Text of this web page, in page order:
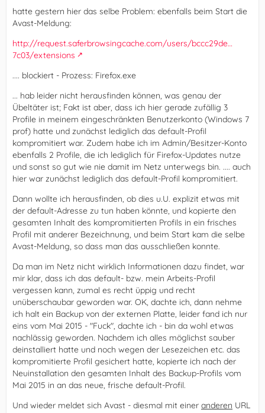
hatte gestern hier das selbe Problem: ebenfalls beim Start die
Avast-Meldung:
http://request.saferbrowsingcache.com/users/bccc29de…
7c03/extensions
.... blockiert - Prozess: Firefox.exe
... hab leider nicht herausfinden können, was genau der
Übeltäter ist; Fakt ist aber, dass ich hier gerade zufällig 3
Profile in meinem eingeschränkten Benutzerkonto (Windows 7
prof) hatte und zunächst lediglich das default-Profil
kompromitiert war. Zudem habe ich im Admin/Besitzer-Konto
ebenfalls 2 Profile, die ich lediglich für Firefox-Updates nutze
und sonst so gut wie nie damit im Netz unterwegs bin. .... auch
hier war zunächst lediglich das default-Profil kompromitiert.
Dann wollte ich herausfinden, ob dies u.U. explizit etwas mit
der default-Adresse zu tun haben könnte, und kopierte den
gesamten Inhalt des kompromitierten Profils in ein frisches
Profil mit anderer Bezeichnung, und beim Start kam die selbe
Avast-Meldung, so dass man das ausschließen konnte.
Da man im Netz nicht wirklich Informationen dazu findet, war
mir klar, dass ich das default- bzw. mein Arbeits-Profil
vergessen kann, zumal es recht üppig und recht
unüberschaubar geworden war. OK, dachte ich, dann nehme
ich halt ein Backup von der externen Platte, leider fand ich nur
eins vom Mai 2015 - "Fuck", dachte ich - bin da wohl etwas
nachlässig geworden. Nachdem ich alles möglichst sauber
deinstalliert hatte und noch wegen der Lesezeichen etc. das
kompromitierte Profil gesichert hatte, kopierte ich nach der
Neuinstallation den gesamten Inhalt des Backup-Profils vom
Mai 2015 in an das neue, frische default-Profil.
Und wieder meldet sich Avast - diesmal mit einer anderen URL